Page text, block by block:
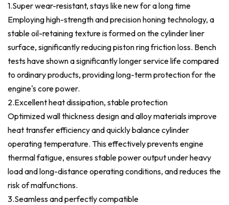
1.Super wear-resistant, stays like new for a long time
Employing high-strength and precision honing technology, a
stable oil-retaining texture is formed on the cylinder liner
surface, significantly reducing piston ring friction loss. Bench
tests have shown a significantly longer service life compared
to ordinary products, providing long-term protection for the
engine's core power.
2.Excellent heat dissipation, stable protection
Optimized wall thickness design and alloy materials improve
heat transfer efficiency and quickly balance cylinder
operating temperature. This effectively prevents engine
thermal fatigue, ensures stable power output under heavy
load and long-distance operating conditions, and reduces the
risk of malfunctions.
3.Seamless and perfectly compatible